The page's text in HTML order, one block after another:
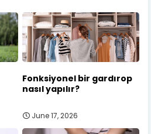
Fonksiyonel bir gardırop
nasıl yapılır?
June 17, 2026